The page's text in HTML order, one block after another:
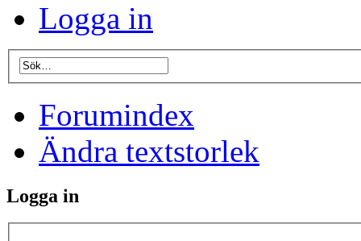
Logga in
Forumindex
Ändra textstorlek
Logga in